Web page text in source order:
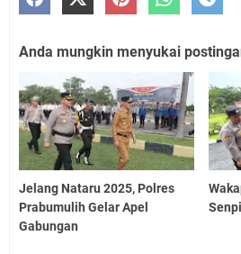
Anda mungkin menyukai
Jelang Nataru 2025, Polres
Prabumulih Gelar Apel
Gabungan